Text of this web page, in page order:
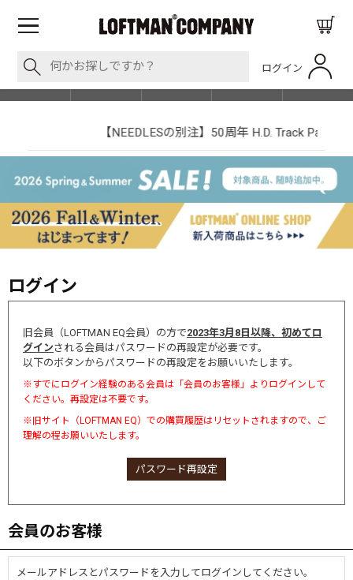
ログイン
SHOP LIST
【NEEDLESの別注】50周年 H.D. Track Pant
ログイン
旧会員（LOFTMAN EQ会員）の方で2023年3月8日以降、初めてロ
グインされる会員はパスワードの再設定が必要です。
以下のボタンからパスワードの再設定をお願いいたします。
※すでにログイン経験のある会員は「会員のお客様」よりログインして
ください。再設定は不要です。
※旧サイト（LOFTMAN EQ）での購買履歴はリセットされますので、ご
理解の程お願いいたします。
パスワード再設定
会員のお客様
メールアドレスとパスワードを入力してログインしてください。